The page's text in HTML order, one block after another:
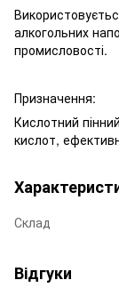
алкогольних
промисловості.
Призначення:
Кислотний
кислот,
Склад
Відгуки